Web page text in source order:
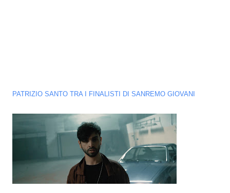
PATRIZIO SANTO TRA I FINALISTI DI SANREMO GIOVANI